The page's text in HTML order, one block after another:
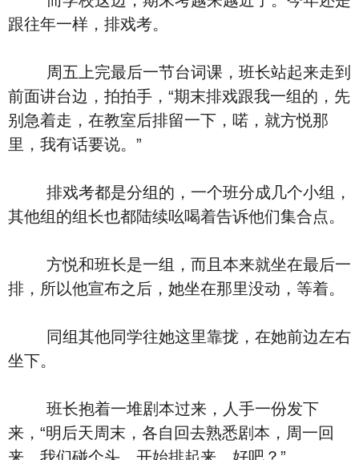
跟往年一样，排戏考。
周五上完最后一节台词课，班长站起来走到
前面讲台边，拍拍手，“期末排戏跟我一组的，先
别急着走，在教室后排留一下，喏，就方悦那
里，我有话要说。”
排戏考都是分组的，一个班分成几个小组，
其他组的组长也都陆续吆喝着告诉他们集合点。
方悦和班长是一组，而且本来就坐在最后一
排，所以他宣布之后，她坐在那里没动，等着。
同组其他同学往她这里靠拢，在她前边左右
坐下。
班长抱着一堆剧本过来，人手一份发下
来，“明后天周末，各自回去熟悉剧本，周一回